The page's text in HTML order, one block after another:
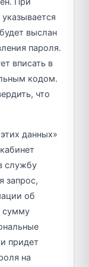
выслан
пароля.
вписать в
кодом.
что
данных»
службу
запрос,
об
сумму
придет
на